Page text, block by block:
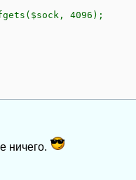
4096);
ничего.